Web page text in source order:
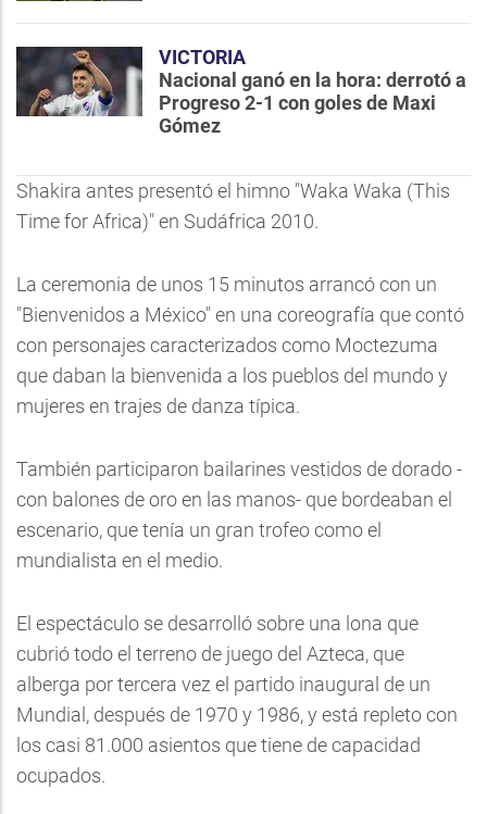
VICTORIA
Nacional ganó en la hora: derrotó a
Progreso 2-1 con goles de Maxi
Gómez
Shakira antes presentó el himno "Waka Waka (This
Time for Africa)" en Sudáfrica 2010.
La ceremonia de unos 15 minutos arrancó con un
"Bienvenidos a México" en una coreografía que contó
con personajes caracterizados como Moctezuma
que daban la bienvenida a los pueblos del mundo y
mujeres en trajes de danza típica.
También participaron bailarines vestidos de dorado -
con balones de oro en las manos- que bordeaban el
escenario, que tenía un gran trofeo como el
mundialista en el medio.
El espectáculo se desarrolló sobre una lona que
cubrió todo el terreno de juego del Azteca, que
alberga por tercera vez el partido inaugural de un
Mundial, después de 1970 y 1986, y está repleto con
los casi 81.000 asientos que tiene de capacidad
ocupados.